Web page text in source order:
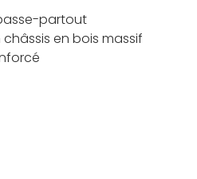
partout
en bois massif